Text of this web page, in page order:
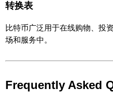
转换表
比特币广泛用于在线购物、投
场和服务中。
Frequently Asked